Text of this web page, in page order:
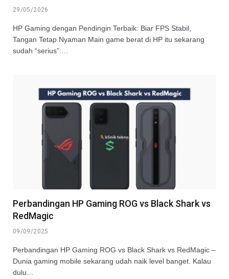
29/05/2026
HP Gaming dengan Pendingin Terbaik: Biar FPS Stabil,
Tangan Tetap Nyaman Main game berat di HP itu sekarang
sudah “serius”:…
Perbandingan HP Gaming ROG vs Black Shark vs
RedMagic
09/09/2025
Perbandingan HP Gaming ROG vs Black Shark vs RedMagic –
Dunia gaming mobile sekarang udah naik level banget. Kalau
dulu…